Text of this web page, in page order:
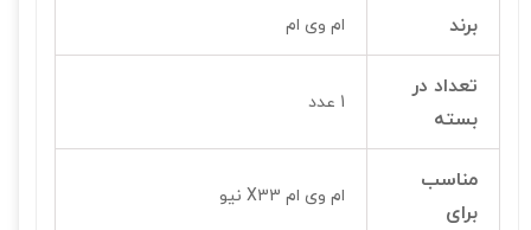
برند ام وی ام
تعداد در
بسته
1 عدد
مناسب
برای
ام وی ام X33 نیو